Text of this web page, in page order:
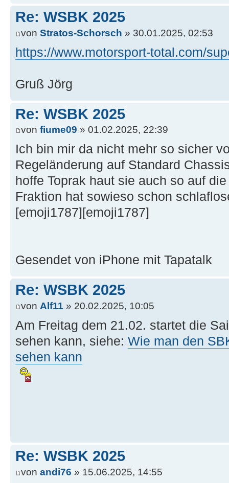
Re: WSBK 2025
von Stratos-Schorsch » 30.01.2025, 02:53
https://www.motorsport-total.com/
Gruß Jörg
Re: WSBK 2025
von fiume09 » 01.02.2025, 22:39
Ich bin mir da nicht mehr so sicher
Regeländerung auf Standard
hoffe Toprak haut sie auch so auf
Fraktion hat sowieso schon
[emoji1787][emoji1787]
Gesendet von iPhone mit Tapatalk
Re: WSBK 2025
von Alf11 » 20.02.2025, 10:05
Am Freitag dem 21.02. startet die
sehen kann, siehe: Wie man den
sehen kann
Re: WSBK 2025
von andi76 » 15.06.2025, 14:55